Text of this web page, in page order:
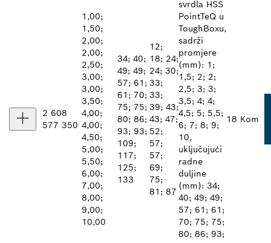
2 608
577 350
1,00;
1,50;
2,00;
2,00;
2,50;
3,00;
3,00;
3,50;
4,00;
4,00;
4,50;
5,00;
5,50;
6,00;
7,00;
8,00;
9,00;
10,00
34; 40;
49; 49;
57; 61;
61; 70;
75; 75;
80; 86;
93; 93;
109;
117;
125;
133
12;
18; 24;
24; 30;
33;
33;
39; 43;
43; 47;
52;
57;
57;
69;
75;
81; 87
svrdla HSS
PointTeQ u
ToughBoxu,
sadrži
promjere
(mm): 1;
1,5; 2; 2;
2,5; 3; 3;
3,5; 4; 4;
4,5; 5; 5,5;
6; 7; 8; 9;
10,
uključujući
radne
duljine
(mm): 34;
40; 49; 49;
57; 61; 61;
70; 75; 75;
80; 86; 93;
18 Kom